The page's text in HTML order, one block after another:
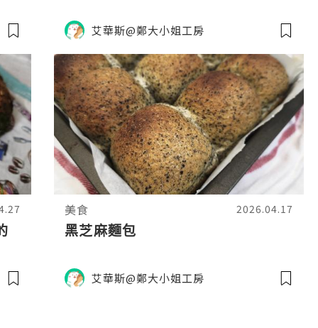
艾華斯@鄭大小姐工房
美食 2026.04.17
黑芝麻麵包
艾華斯@鄭大小姐工房